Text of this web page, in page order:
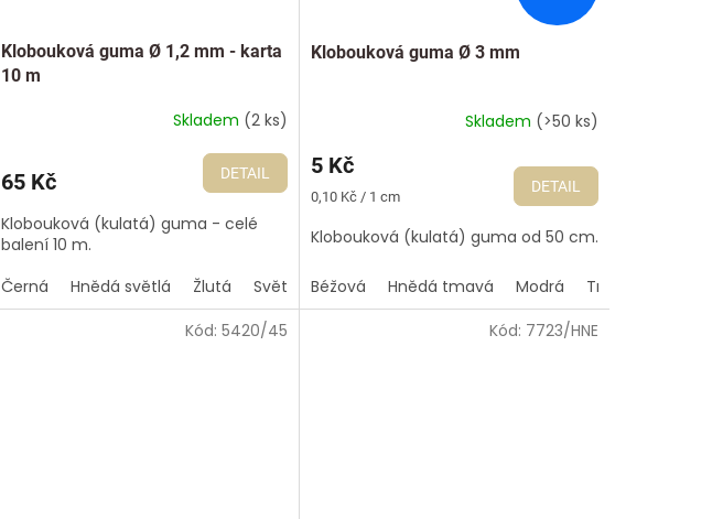
Tmavě šedá Zelená lesní
Klobouková guma Ø 1,2 mm - karta
10 m
Skladem (2 ks)
65 Kč DETAIL
Klobouková (kulatá) guma - celé
balení 10 m.
Černá
Hnědá světlá Žlutá Světle modrá Světle šedá Tmavě šedá
Klobouková guma Ø 3 mm
Skladem (>50 ks)
5 Kč
Měrná
0,10 Kč / 1 cm
DETAIL
Klobouková (kulatá) guma od 50 cm.
Béžová Hnědá tmavá Modrá Tmavě šedá
Kód: 5420/45 Kód: 7723/HNE